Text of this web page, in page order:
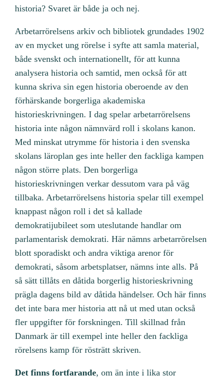
historia? Svaret är både ja och nej.
Arbetarrörelsens arkiv och bibliotek grundades 1902
av en mycket ung rörelse i syfte att samla material,
både svenskt och internationellt, för att kunna
analysera historia och samtid, men också för att
kunna skriva sin egen historia oberoende av den
förhärskande borgerliga akademiska
historieskrivningen. I dag spelar arbetarrörelsens
historia inte någon nämnvärd roll i skolans kanon.
Med minskat utrymme för historia i den svenska
skolans läroplan ges inte heller den fackliga kampen
någon större plats. Den borgerliga
historieskrivningen verkar dessutom vara på väg
tillbaka. Arbetarrörelsens historia spelar till exempel
knappast någon roll i det så kallade
demokratijubileet som uteslutande handlar om
parlamentarisk demokrati. Här nämns arbetarrörelsen
blott sporadiskt och andra viktiga arenor för
demokrati, såsom arbetsplatser, nämns inte alls. På
så sätt tillåts en dåtida borgerlig historieskrivning
prägla dagens bild av dåtida händelser. Och här finns
det inte bara mer historia att nå ut med utan också
fler uppgifter för forskningen. Till skillnad från
Danmark är till exempel inte heller den fackliga
rörelsens kamp för rösträtt skriven.
Det finns fortfarande, om än inte i lika stor